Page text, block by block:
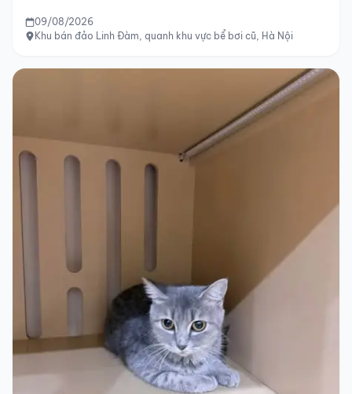
09/08/2026
Khu bán đảo Linh Đàm, quanh khu vực bể bơi cũ, Hà Nội